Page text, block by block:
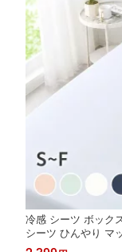
冷感 シーツ ボック
シーツ ひんやり マ
冷感 BOXシーツ 洗